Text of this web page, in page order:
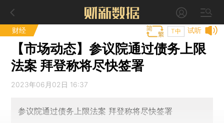
财经 试听
T中
【市场动态】参议院通过债务上限
法案 拜登称将尽快签署
2023年06月02日 16:37
参议院通过债务上限法案 拜登称将尽快签署